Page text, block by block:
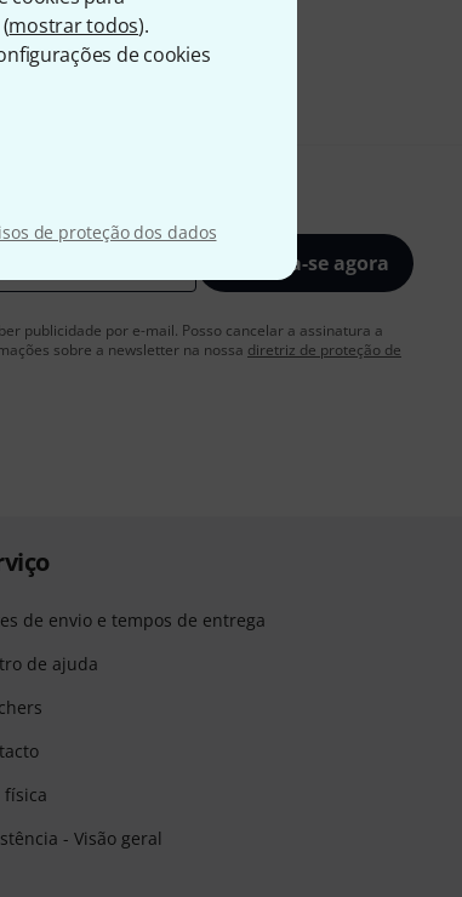
mostrar todos).
de cookies
de proteção dos dados
Inscreva-se agora
publicidade por e-mail. Posso cancelar a assinatura a
sobre a newsletter na nossa diretriz de proteção de
de envio e tempos de entrega
de ajuda
física
- Visão geral